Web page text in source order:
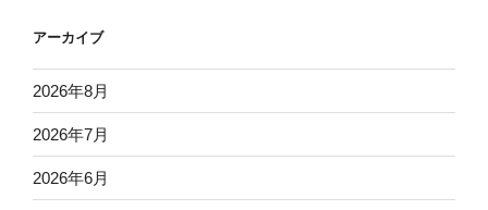
アーカイブ
2026年8月
2026年7月
2026年6月